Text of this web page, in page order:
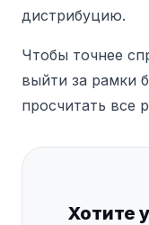
дистрибуцию.
Чтобы точнее
выйти за рамки
просчитать все
Хотите